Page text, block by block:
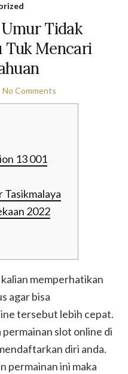
Tidak
Tuk Mencari
No Comments
13 001
Tasikmalaya
2022
memperhatikan
agar bisa
tersebut lebih cepat.
permainan slot online di
diri anda.
permainan ini maka